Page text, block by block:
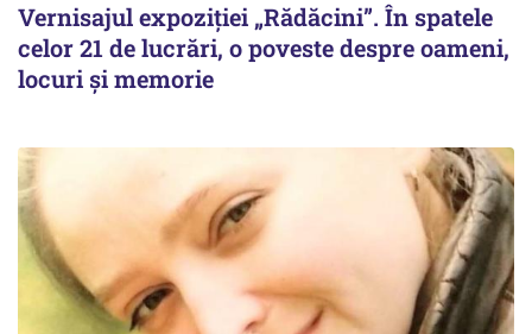
Vernisajul expoziției „Rădăcini”. În spatele
celor 21 de lucrări, o poveste despre oameni,
locuri și memorie